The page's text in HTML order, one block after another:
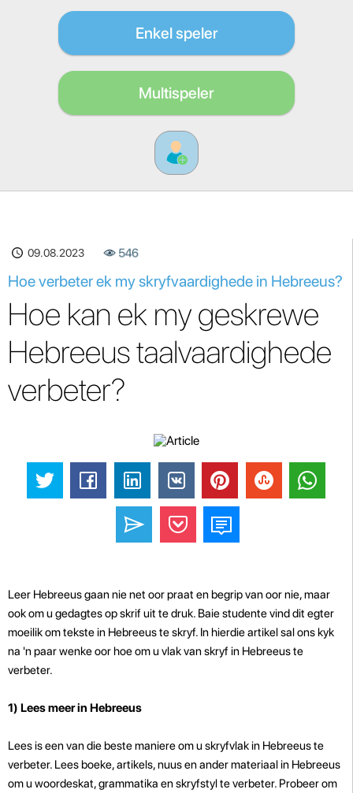
Enkel speler
Multispeler
09.08.2023 546
Hoe verbeter ek my skryfvaardighede in Hebreeus?
Hoe kan ek my geskrewe
Hebreeus taalvaardighede
verbeter?
Leer Hebreeus gaan nie net oor praat en begrip van oor nie, maar
ook om u gedagtes op skrif uit te druk. Baie studente vind dit egter
moeilik om tekste in Hebreeus te skryf. In hierdie artikel sal ons kyk
na 'n paar wenke oor hoe om u vlak van skryf in Hebreeus te
verbeter.
1) Lees meer in Hebreeus
Lees is een van die beste maniere om u skryfvlak in Hebreeus te
verbeter. Lees boeke, artikels, nuus en ander materiaal in Hebreeus
om u woordeskat, grammatika en skryfstyl te verbeter. Probeer om